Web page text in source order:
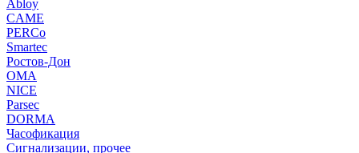
Abloy
CAME
PERCo
Smartec
Ростов-Дон
ОМА
NICE
Parsec
DORMA
Часофикация
Сигнализации, прочее